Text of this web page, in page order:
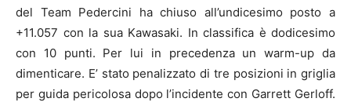
del Team Pedercini ha chiuso all’undicesimo posto a
+11.057 con la sua Kawasaki. In classifica è dodicesimo
con 10 punti. Per lui in precedenza un warm-up da
dimenticare. E’ stato penalizzato di tre posizioni in griglia
per guida pericolosa dopo l’incidente con Garrett Gerloff.